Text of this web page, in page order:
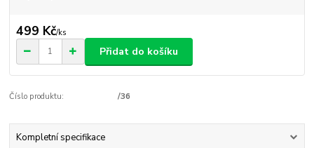
499 Kč/ks
Přidat do košíku
Číslo produktu: /36
Kompletní specifikace